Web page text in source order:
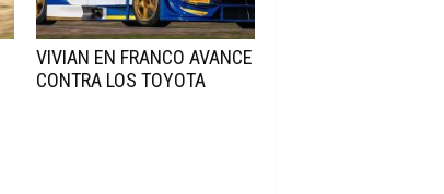
VIVIAN EN FRANCO AVANCE
CONTRA LOS TOYOTA